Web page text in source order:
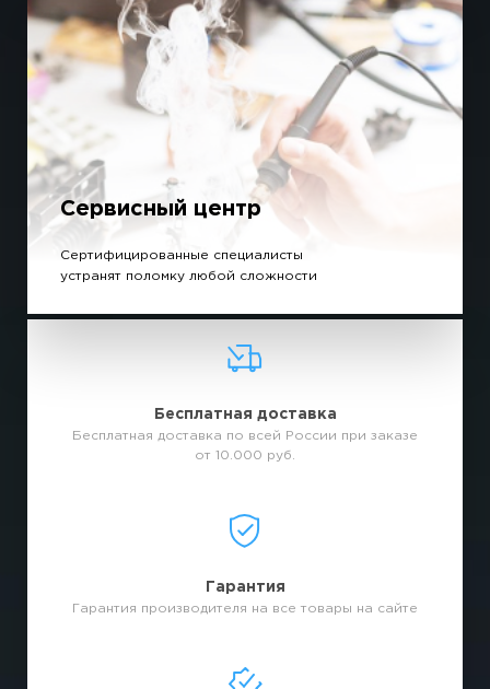
Сервисный центр
Сертифицированные специалисты
устранят поломку любой сложности
Бесплатная доставка
Бесплатная доставка по всей России при заказе
от 10.000 руб.
Гарантия
Гарантия производителя на все товары на сайте